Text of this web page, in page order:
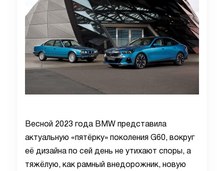
Весной 2023 года BMW представила
актуальную «пятёрку» поколения G60, вокруг
её дизайна по сей день не утихают споры, а
тяжёлую, как рамный внедорожник, новую